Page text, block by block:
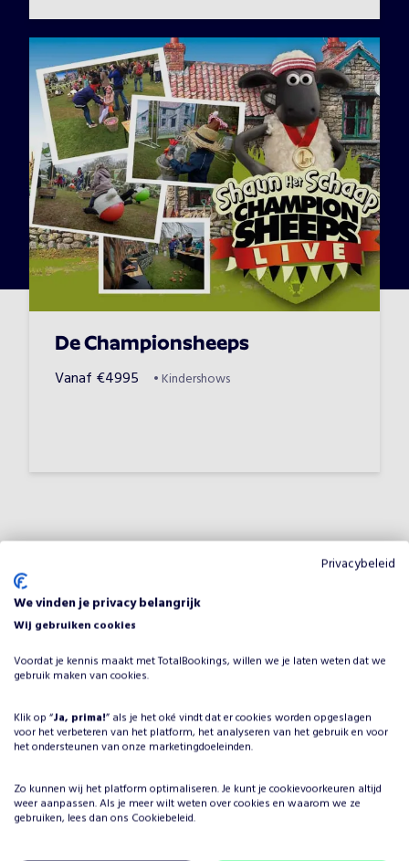
De Championsheeps
Vanaf €4995 • Kindershows
Waarom Bouwen met stenen -
evenement?
zich mee, maar één ding is zeker: je wilt dat het
- bouwwedstrijd te boeken, kies je voor een
professionele artiest in de categorie Knutselen and
creatief, die je evenement naar een hoger niveau tilt.
Bouwen met stenen - bouwwedstrijd heeft jarenlange
ervaring en weet hoe hij/zij jouw gasten kan boeien en
vermaken, ongeacht de setting.
Privacybeleid
We vinden je privacy belangrijk
Wij gebruiken cookies
Voordat je kennis maakt met TotalBookings, willen we je laten weten dat we
gebruik maken van cookies.
Klik op “Ja, prima!” als je het oké vindt dat er cookies worden opgeslagen
voor het verbeteren van het platform, het analyseren van het gebruik en voor
het ondersteunen van onze marketingdoeleinden.
Zo kunnen wij het platform optimaliseren. Je kunt je cookievoorkeuren altijd
weer aanpassen. Als je meer wilt weten over cookies en waarom we ze
gebruiken, lees dan ons Cookiebeleid.